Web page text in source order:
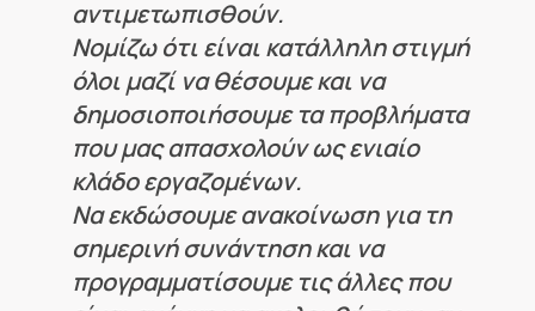
αντιμετωπισθούν.
Νομίζω ότι είναι κατάλληλη στιγμή
όλοι μαζί να θέσουμε και να
δημοσιοποιήσουμε τα προβλήματα
που μας απασχολούν ως ενιαίο
κλάδο εργαζομένων.
Να εκδώσουμε ανακοίνωση για τη
σημερινή συνάντηση και να
προγραμματίσουμε τις άλλες που